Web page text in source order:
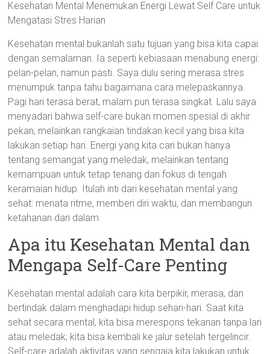
Kesehatan Mental Menemukan Energi Lewat Self Care untuk
Mengatasi Stres Harian
Kesehatan mental bukanlah satu tujuan yang bisa kita capai
dengan semalaman. Ia seperti kebiasaan menabung energi:
pelan-pelan, namun pasti. Saya dulu sering merasa stres
menumpuk tanpa tahu bagaimana cara melepaskannya.
Pagi hari terasa berat, malam pun terasa singkat. Lalu saya
menyadari bahwa self-care bukan momen spesial di akhir
pekan, melainkan rangkaian tindakan kecil yang bisa kita
lakukan setiap hari. Energi yang kita cari bukan hanya
tentang semangat yang meledak, melainkan tentang
kemampuan untuk tetap tenang dan fokus di tengah
keramaian hidup. Itulah inti dari kesehatan mental yang
sehat: menata ritme, memberi diri waktu, dan membangun
ketahanan dari dalam.
Apa itu Kesehatan Mental dan
Mengapa Self-Care Penting
Kesehatan mental adalah cara kita berpikir, merasa, dan
bertindak dalam menghadapi hidup sehari-hari. Saat kita
sehat secara mental, kita bisa merespons tekanan tanpa lari
atau meledak; kita bisa kembali ke jalur setelah tergelincir.
Self-care adalah aktivitas yang sengaja kita lakukan untuk